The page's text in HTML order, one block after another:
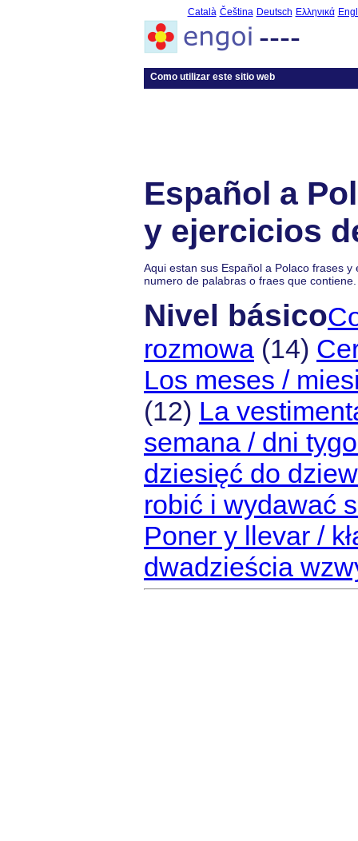
Català Čeština Deutsch Ελληνικά
----
Como utilizar este sitio web
Español a
y ejercicios
Aqui estan sus Español a Polaco frases
numero de palabras o fraes que
Nivel básico
rozmowa (14)
Los meses /
(12) La
semana / dni
dziesięć do
robić i wydawać
Poner y llevar /
dwadzieścia